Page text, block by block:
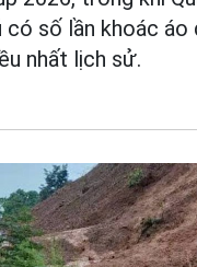
có số lần khoác áo
nhất lịch sử.